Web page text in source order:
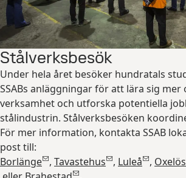
Stålverksbesök
Under hela året besöker hundratals
SSABs anläggningar för att lära sig mer
verksamhet och utforska potentiella
stålindustrin. Stålverksbesöken
För mer information, kontakta SSAB
post till:
Borlänge , Tavastehus , Luleå ,